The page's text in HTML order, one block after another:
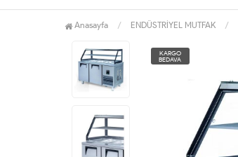
Anasayfa ENDÜSTRİYEL MUTFAK
KARGO
BEDAVA